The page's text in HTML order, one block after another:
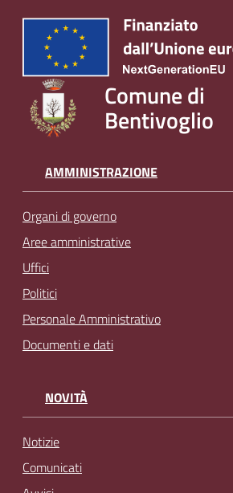
Seguici
su
Comune di
Bentivoglio
AMMINISTRAZIONE
Organi di governo
Aree amministrative
Uffici
Politici
Personale Amministrativo
Documenti e dati
NOVITÀ
Notizie
Comunicati